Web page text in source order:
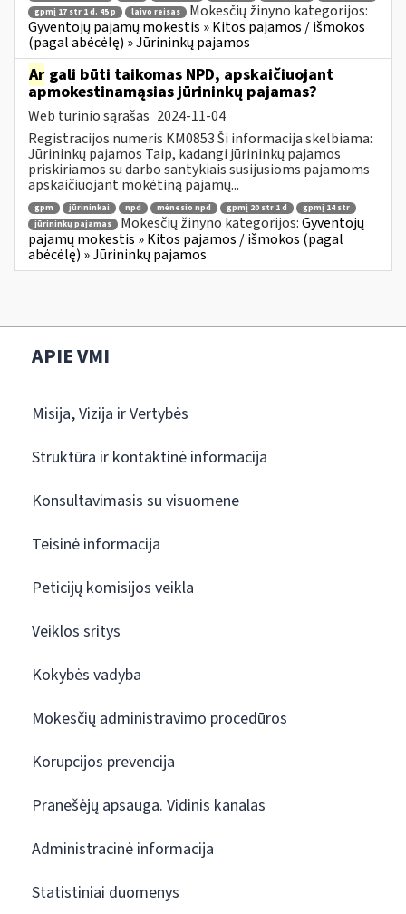
gpmį 17 str 1 d. 45 p
laivo reisas
Mokesčių žinyno kategorijos:
Gyventojų pajamų mokestis » Kitos pajamos / išmokos
(pagal abėcėlę) » Jūrininkų pajamos
Ar gali būti taikomas NPD, apskaičiuojant
apmokestinamąsias jūrininkų pajamas?
Web turinio sąrašas 2024-11-04
Registracijos numeris KM0853 Ši informacija skelbiama:
Jūrininkų pajamos Taip, kadangi jūrininkų pajamos
priskiriamos su darbo santykiais susijusioms pajamoms
apskaičiuojant mokėtiną pajamų...
gpm jūrininkai npd mėnesio npd gpmį 20 str 1 d
gpmį 14 str
jūrininkų pajamas
Mokesčių žinyno kategorijos:Gyventojų
pajamų mokestis » Kitos pajamos / išmokos (pagal
abėcėlę) » Jūrininkų pajamos
APIE VMI
Misija, Vizija ir Vertybės
Struktūra ir kontaktinė informacija
Konsultavimasis su visuomene
Teisinė informacija
Peticijų komisijos veikla
Veiklos sritys
Kokybės vadyba
Mokesčių administravimo procedūros
Korupcijos prevencija
Pranešėjų apsauga. Vidinis kanalas
Administracinė informacija
Statistiniai duomenys